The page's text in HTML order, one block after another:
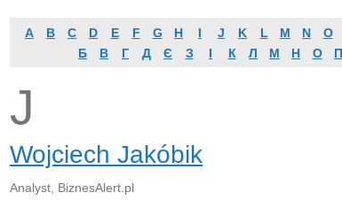
A B C D E F G H I J K L M N O
Б
В Г Д Є З І К Л М Н О П
J
Wojciech Jakóbik
Analyst, BiznesAlert.pl